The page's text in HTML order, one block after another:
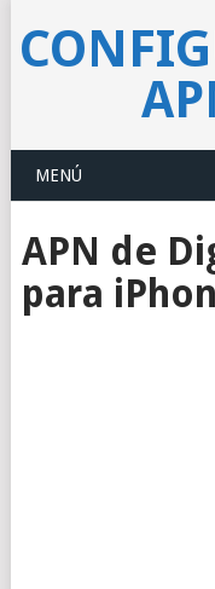
MENÚ
APN de
para